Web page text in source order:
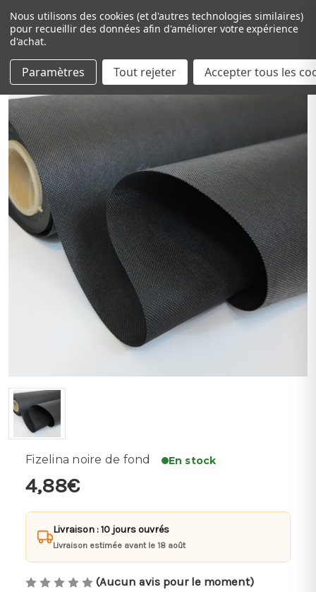
Passer au contenu principal
Fizelina noire de fond En stock
4,88€
Livraison : 10 jours ouvrés
Livraison estimée avant le 18 août
(Aucun avis pour le moment)
Nous utilisons des cookies (et d'autres technologies similaires)
pour recueillir des données afin d'améliorer votre expérience
d'achat.
Paramètres Tout rejeter Accepter tous les